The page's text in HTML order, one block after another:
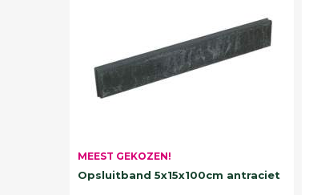
MEEST GEKOZEN!
Opsluitband 5x15x100cm antraciet